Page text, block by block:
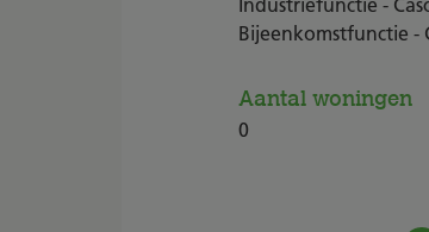
Bijeenkomstfunctie -
Aantal woningen
0